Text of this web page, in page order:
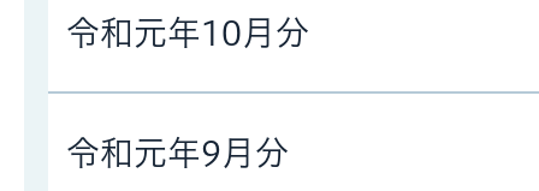
令和元年10月分
令和元年9月分